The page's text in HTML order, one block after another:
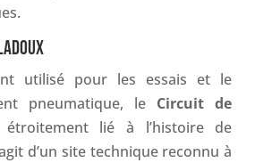
utilisé pour les essais et le
pneumatique, le Circuit de
lié à l’histoire de
d’un site technique reconnu à